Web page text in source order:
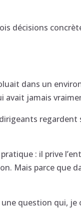
décisions
dans un
jamais
: il prive
Mais parce que
question qui,